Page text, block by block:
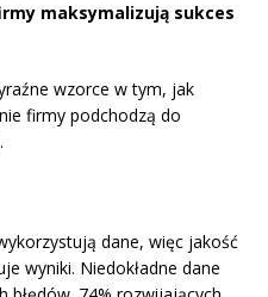
maksymalizują sukces
wzorce w tym, jak
firmy podchodzą do
dane, więc jakość
wyniki. Niedokładne dane